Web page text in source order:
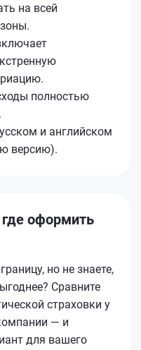
на всей
полностью
и английском
версию).
где оформить
но не знаете,
Сравните
страховки у
— и
для вашего